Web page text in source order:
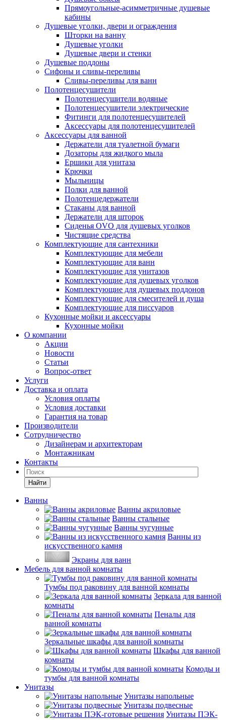
Прямоугольные-асимметричные душевые
кабины
Душевые уголки, двери и ограждения
Шторки на ванну
Душевые уголки
Душевые двери и стенки
Душевые поддоны
Сифоны и сливы-переливы
Сливы-переливы для ванн
Полотенцесушители
Полотенцесушители водяные
Полотенцесушители электрические
Фитинги для полотенцесушителей
Аксессуары для полотенцесушителей
Аксессуары для ванной
Держатели для туалетной бумаги
Дозаторы для жидкого мыла
Ершики для унитаза
Крючки
Мыльницы
Полки для ванной
Полотенцедержатели
Стаканы для ванной
Держатели для шторок
Сиденья OVO для душевых уголков
Чистящие средства
Комплектующие для сантехники
Комплектующие для мебели
Комплектующие для ванн
Комплектующие для унитазов
Комплектующие для душевых уголков
Комплектующие для душевых поддонов
Комплектующие для смесителей и душа
Комплектующие для писсуаров
Кухонные мойки и аксессуары
Кухонные мойки
О компании
Акции
Новости
Статьи
Вопрос-ответ
Услуги
Доставка и оплата
Условия оплаты
Условия доставки
Гарантия на товар
Производители
Сотрудничество
Дизайнерам и архитекторам
Монтажникам
Контакты
Найти
Ванны
Ванны акриловые
Ванны стальные
Ванны чугунные
Ванны из
искусственного камня
Экраны для ванн
Мебель для ванной комнаты
Тумбы под раковину для ванной комнаты
Зеркала для ванной
комнаты
Пеналы для
ванной комнаты
Зеркальные шкафы для ванной комнаты
Шкафы для ванной
комнаты
Комоды и
тумбы для ванной комнаты
Унитазы
Унитазы напольные
Унитазы подвесные
Унитазы ПЭК-